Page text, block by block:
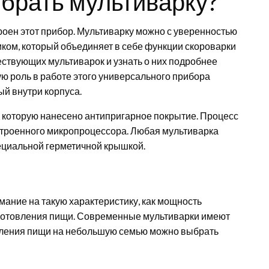
этот прибор. Мультиварку можно с уверенностью
который объединяет в себе функции скороварки
мультиварок и узнать о них подробнее
в работе этого универсального прибора
внутри корпуса.
нанесено антипригарное покрытие. Процесс
микропроцессора. Любая мультиварка
герметичной крышкой.
на такую характеристику, как мощность
пищи. Современные мультиварки имеют
пищи на небольшую семью можно выбрать